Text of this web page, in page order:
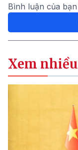
Bình luận của
Xem nhiều